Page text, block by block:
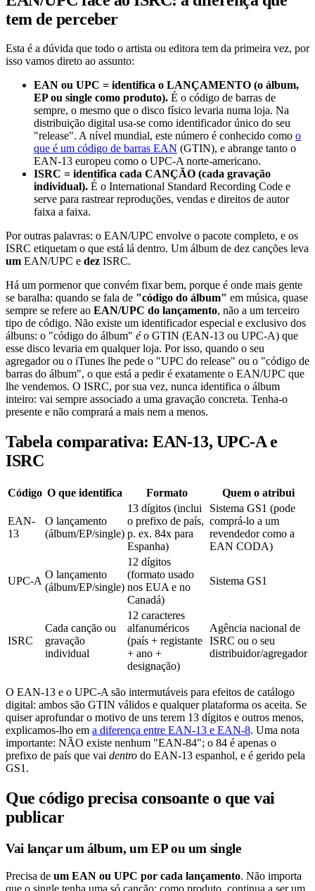
tem de perceber
Esta é a dúvida que todo o artista ou editora tem da primeira vez, por
isso vamos direto ao assunto:
EAN ou UPC = identifica o LANÇAMENTO (o álbum,
EP ou single como produto). É o código de barras de
sempre, o mesmo que o disco físico levaria numa loja. Na
distribuição digital usa-se como identificador único do seu
"release". A nível mundial, este número é conhecido como o
que é um código de barras EAN (GTIN), e abrange tanto o
EAN-13 europeu como o UPC-A norte-americano.
ISRC = identifica cada CANÇÃO (cada gravação
individual). É o International Standard Recording Code e
serve para rastrear reproduções, vendas e direitos de autor
faixa a faixa.
Por outras palavras: o EAN/UPC envolve o pacote completo, e os
ISRC etiquetam o que está lá dentro. Um álbum de dez canções leva
um EAN/UPC e dez ISRC.
Há um pormenor que convém fixar bem, porque é onde mais gente
se baralha: quando se fala de "código do álbum" em música, quase
sempre se refere ao EAN/UPC do lançamento, não a um terceiro
tipo de código. Não existe um identificador especial e exclusivo dos
álbuns: o "código do álbum" éo GTIN (EAN-13 ou UPC-A) que
esse disco levaria em qualquer loja. Por isso, quando o seu
agregador ou o iTunes lhe pede o "UPC do release" ou o "código de
barras do álbum", o que está a pedir é exatamente o EAN/UPC que
lhe vendemos. O ISRC, por sua vez, nunca identifica o álbum
inteiro: vai sempre associado a uma gravação concreta. Tenha-o
presente e não comprará a mais nem a menos.
Tabela comparativa: EAN-13, UPC-A e
ISRC
Código O que identifica Formato Quem o atribui
EAN-
13
O lançamento
(álbum/EP/single)
13 dígitos (inclui
o prefixo de país,
p. ex. 84x para
Espanha)
Sistema GS1 (pode
comprá-lo a um
revendedor como a
EAN CODA)
UPC-A
O lançamento
(álbum/EP/single)
12 dígitos
(formato usado
nos EUA e no
Canadá)
Sistema GS1
ISRC
Cada canção ou
gravação
individual
12 caracteres
alfanuméricos
(país + registante
+ ano +
designação)
Agência nacional de
ISRC ou o seu
distribuidor/agregador
O EAN-13 e o UPC-A são intermutáveis para efeitos de catálogo
digital: ambos são GTIN válidos e qualquer plataforma os aceita. Se
quiser aprofundar o motivo de uns terem 13 dígitos e outros menos,
explicamos-lho em a diferença entre EAN-13 e EAN-8. Uma nota
importante: NÃO existe nenhum "EAN-84"; o 84 é apenas o
prefixo de país que vai dentro do EAN-13 espanhol, e é gerido pela
GS1.
Que código precisa consoante o que vai
publicar
Vai lançar um álbum, um EP ou um single
Precisa de um EAN ou UPC por cada lançamento. Não importa
que o single tenha uma só canção: como produto, continua a ser um